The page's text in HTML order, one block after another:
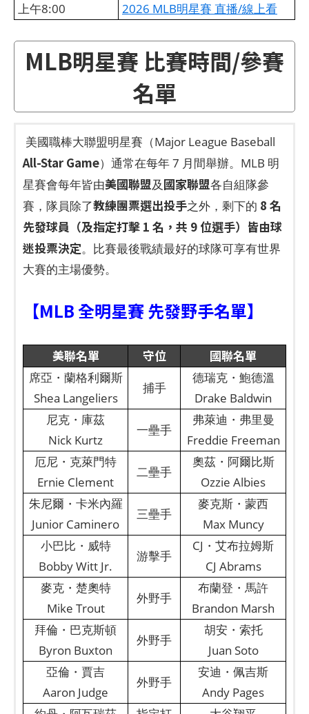
上午8:00 2026 MLB明星賽 直播/線上看
MLB明星賽 比賽時間/參賽
名單
美國職棒大聯盟明星賽（Major League Baseball
All-Star Game）通常在每年 7 月間舉辦。MLB 明
星賽會每年皆由美國聯盟及國家聯盟各自組隊參
賽，隊員除了教練團票選出投手之外，剩下的 8 名
先發球員（及指定打擊 1 名，共 9 位選手）皆由球
迷投票決定。比賽最後戰績最好的球隊可享有世界
大賽的主場優勢。
【MLB 全明星賽 先發野手名單】
美聯名單 守位 國聯名單
席亞・蘭格利爾斯
Shea Langeliers
捕手
德瑞克・鮑德溫
Drake Baldwin
尼克・庫茲
Nick Kurtz
一壘手
弗萊迪・弗里曼
Freddie Freeman
厄尼・克萊門特
Ernie Clement
二壘手
奧茲・阿爾比斯
Ozzie Albies
朱尼爾・卡米內羅
Junior Caminero
三壘手
麥克斯・蒙西
Max Muncy
小巴比・威特
Bobby Witt Jr.
游擊手
CJ・艾布拉姆斯
CJ Abrams
麥克・楚奧特
Mike Trout
外野手
布蘭登・馬許
Brandon Marsh
拜倫・巴克斯頓
Byron Buxton
外野手
胡安・索托
Juan Soto
亞倫・賈吉
Aaron Judge
外野手
安迪・佩吉斯
Andy Pages